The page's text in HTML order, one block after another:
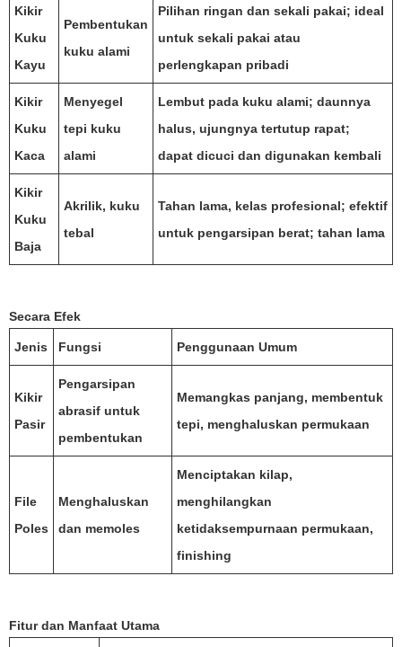
Kikir
Kuku
Kayu
Pembentukan
kuku alami
Pilihan ringan dan sekali pakai; ideal
untuk sekali pakai atau
perlengkapan pribadi
Kikir
Kuku
Kaca
Menyegel
tepi kuku
alami
Lembut pada kuku alami; daunnya
halus, ujungnya tertutup rapat;
dapat dicuci dan digunakan kembali
Kikir
Kuku
Baja
Akrilik, kuku
tebal
Tahan lama, kelas profesional; efektif
untuk pengarsipan berat; tahan lama
Secara Efek
Jenis Fungsi Penggunaan Umum
Kikir
Pasir
Pengarsipan
abrasif untuk
pembentukan
Memangkas panjang, membentuk
tepi, menghaluskan permukaan
File
Poles
Menghaluskan
dan memoles
Menciptakan kilap,
menghilangkan
ketidaksempurnaan permukaan,
finishing
Fitur dan Manfaat Utama